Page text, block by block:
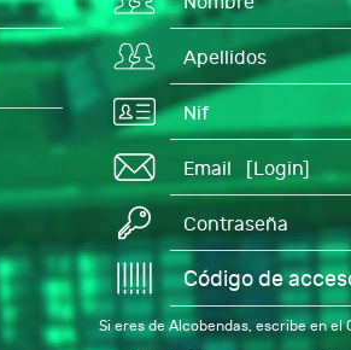
Si eres de Alcobendas, escribe en el